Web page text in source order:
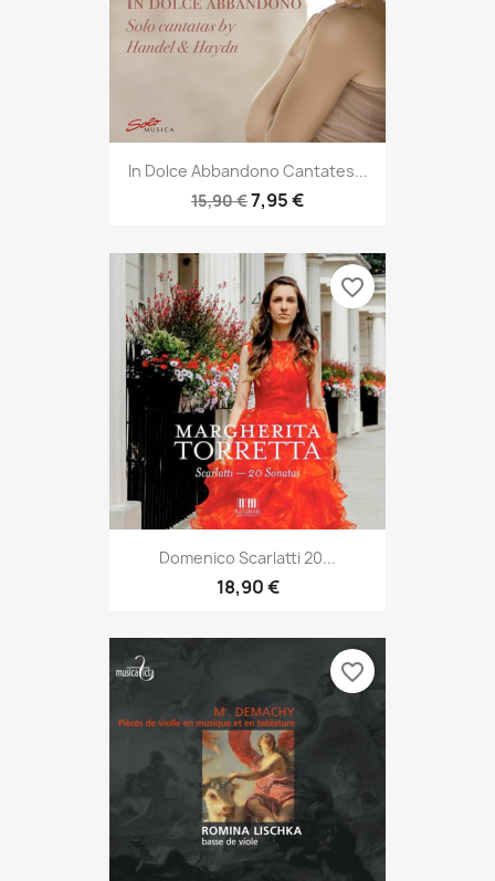
In Dolce Abbandono Cantates...
15,90 €7,95 €
Domenico Scarlatti 20...
18,90 €
favorite_border
favorite_border